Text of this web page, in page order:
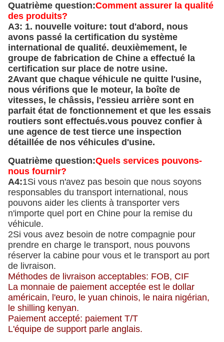
Quatrième question:Comment assurer la qualité
des produits?
A3: 1. nouvelle voiture: tout d'abord, nous
avons passé la certification du système
international de qualité. deuxièmement, le
groupe de fabrication de Chine a effectué la
certification sur place de notre usine.
2Avant que chaque véhicule ne quitte l'usine,
nous vérifions que le moteur, la boîte de
vitesses, le châssis, l'essieu arrière sont en
parfait état de fonctionnement et que les essais
routiers sont effectués.vous pouvez confier à
une agence de test tierce une inspection
détaillée de nos véhicules d'usine.
Quatrième question:Quels services pouvons-
nous fournir?
A4:1Si vous n'avez pas besoin que nous soyons
responsables du transport international, nous
pouvons aider les clients à transporter vers
n'importe quel port en Chine pour la remise du
véhicule.
2Si vous avez besoin de notre compagnie pour
prendre en charge le transport, nous pouvons
réserver la cabine pour vous et le transport au port
de livraison.
Méthodes de livraison acceptables: FOB, CIF
La monnaie de paiement acceptée est le dollar
américain, l'euro, le yuan chinois, le naira nigérian,
le shilling kenyan.
Paiement accepté: paiement T/T
L'équipe de support parle anglais.